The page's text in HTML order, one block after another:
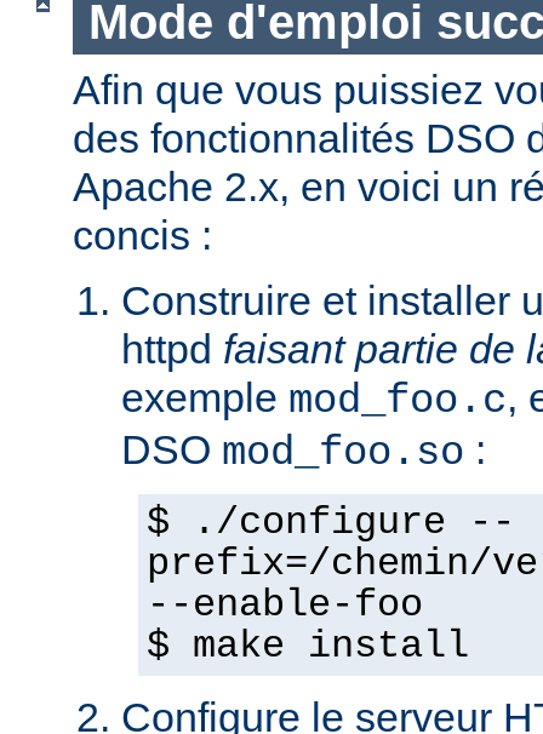
Mode d'emploi
Afin que vous puissiez
des fonctionnalités DSO
Apache 2.x, en voici un
concis :
Construire et installer
httpd faisant partie de
exemple mod_foo.c,
DSO mod_foo.so :
$ ./configure --
prefix=/chemin/
--enable-foo
$ make install
Configure le serveur